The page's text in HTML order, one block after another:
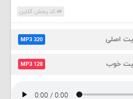
کد پخش آنلاین
اصلی MP3 320
خوب MP3 128